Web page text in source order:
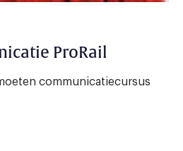
ProRail
communicatiecursus